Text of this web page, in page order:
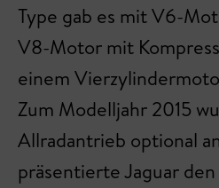
Type gab es mit V6-
V8-Motor mit
einem
Zum Modelljahr 2015
Allradantrieb optional
präsentierte Jaguar